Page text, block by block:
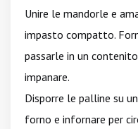
Unire le mandorle e
impasto compatto.
passarle in un
impanare.
Disporre le palline su
forno e infornare per